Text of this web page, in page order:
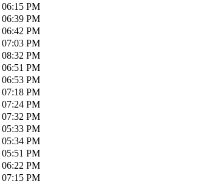
06:15 PM
06:39 PM
06:42 PM
07:03 PM
08:32 PM
06:51 PM
06:53 PM
07:18 PM
07:24 PM
07:32 PM
05:33 PM
05:34 PM
05:51 PM
06:22 PM
07:15 PM